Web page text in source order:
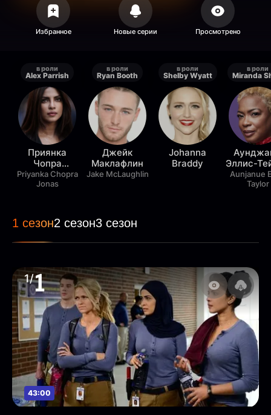
в роли
Alex Parrish
Приянка
Чопра
Джонас
Priyanka Chopra
Jonas
в роли
Ryan Booth
Джейк
Маклафлин
Jake McLaughlin
в роли
Shelby Wyatt
Johanna
Braddy
в роли
Miranda
Эллис-
Aunjanue
Taylor
1 сезон2 сезон3 сезон
1/1
43:00